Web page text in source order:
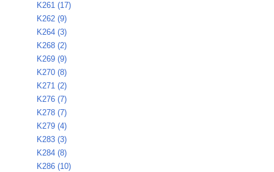
K261 (17)
K262 (9)
K264 (3)
K268 (2)
K269 (9)
K270 (8)
K271 (2)
K276 (7)
K278 (7)
K279 (4)
K283 (3)
K284 (8)
K286 (10)